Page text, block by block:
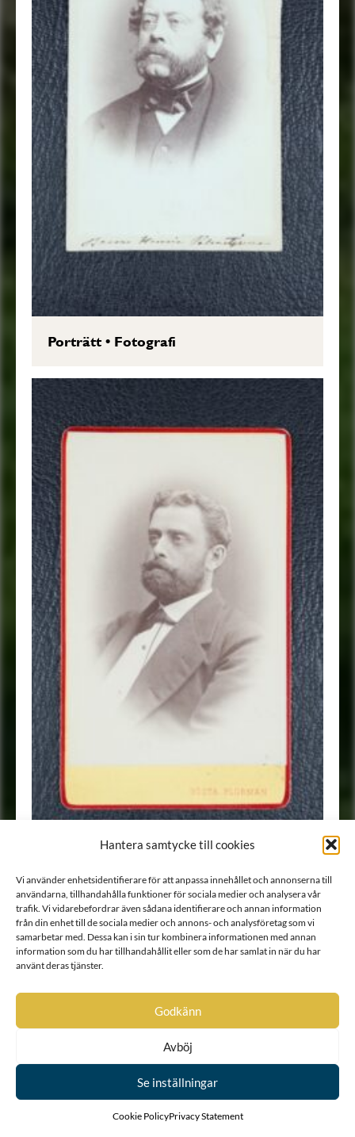
Hantera samtycke till cookies
Vi använder enhetsidentifierare för att anpassa innehållet och annonserna till
användarna, tillhandahålla funktioner för sociala medier och analysera vår
trafik. Vi vidarebefordrar även sådana identifierare och annan information
från din enhet till de sociala medier och annons- och analysföretag som vi
samarbetar med. Dessa kan i sin tur kombinera informationen med annan
information som du har tillhandahållit eller som de har samlat in när du har
använt deras tjänster.
Godkänn
Avböj
Se inställningar
Cookie PolicyPrivacy Statement
Porträtt• Fotografi
1 2 3 … 5